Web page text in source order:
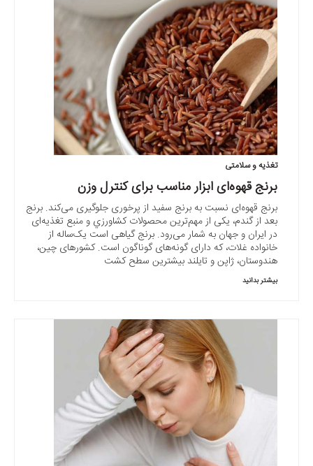
تغذیه و سلامتی
برنج قهوه‌ای ابزار مناسب برای کنترل وزن
برنج قهوه‌ای نسبت به برنج سفید از پرخوری جلوگیری می‌کند. برنج
بعد از گندم، یکی از مهم‌ترین محصولات کشاورزي و منبع تغذیه‌ای
در ایران و جهان به‌ شمار می‌رود. برنج گیاهی است یک‌ساله از
خانواده غلات، که دارای گونه‌های گوناگون است. کشورهای چین،
هندوستان، ژاپن و تایلند بیشترین سطح کشت
بیشتر بدانید